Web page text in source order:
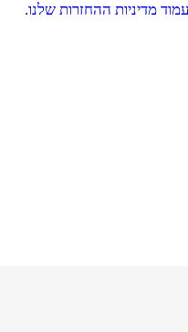
עמוד מדיניות ההחזרות שלנו.